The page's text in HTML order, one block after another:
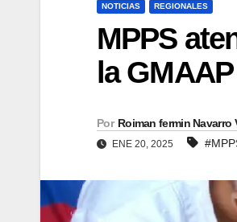
NOTICIAS REGIONALES
MPPS
la
Por Roiman fermin Navarro
ENE 20, 2025